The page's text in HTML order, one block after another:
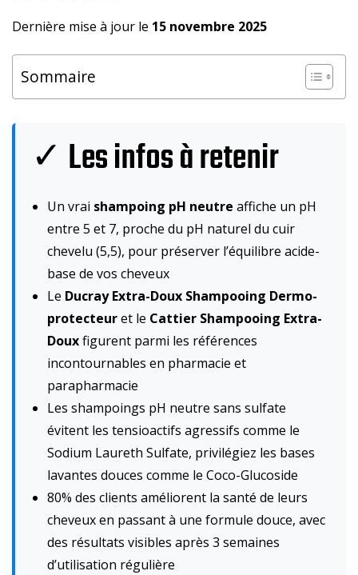
Dernière mise à jour le 15 novembre 2025
Sommaire
✓ Les infos à retenir
Un vrai shampoing pH neutre affiche un pH
entre 5 et 7, proche du pH naturel du cuir
chevelu (5,5), pour préserver l’équilibre acide-
base de vos cheveux
Le Ducray Extra-Doux Shampooing Dermo-
protecteuret le Cattier Shampooing Extra-
Douxfigurent parmi les références
incontournables en pharmacie et
parapharmacie
Les shampoings pH neutre sans sulfate
évitent les tensioactifs agressifs comme le
Sodium Laureth Sulfate, privilégiez les bases
lavantes douces comme le Coco-Glucoside
80% des clients améliorent la santé de leurs
cheveux en passant à une formule douce, avec
des résultats visibles après 3 semaines
d’utilisation régulière